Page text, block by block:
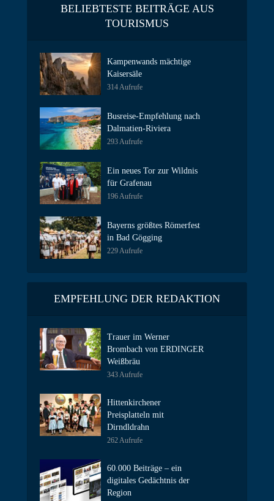
BELIEBTESTE BEITRÄGE AUS
TOURISMUS
Kampenwands mächtige
Kaisersäle
314 Aufrufe
Busreise-Empfehlung nach
Dalmatien-Riviera
293 Aufrufe
Ein neues Tor zur Wildnis
für Grafenau
196 Aufrufe
Bayerns größtes Römerfest
in Bad Gögging
229 Aufrufe
EMPFEHLUNG DER REDAKTION
Trauer im Werner
Brombach von ERDINGER
Weißbräu
343 Aufrufe
Hittenkirchener
Preisplatteln mit
Dirndldrahn
262 Aufrufe
60.000 Beiträge – ein
digitales Gedächtnis der
Region